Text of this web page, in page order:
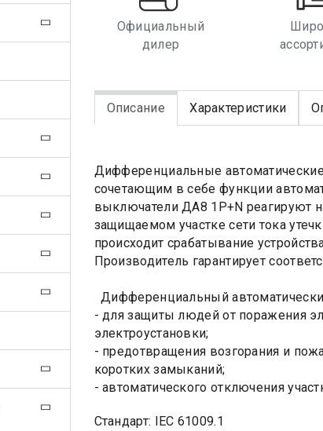
Официальный
дилер
Описание Характеристики
Дифференциальные
сочетающим в себе функции
выключатели ДА8 1P+N реагируют
защищаемом участке сети тока
происходит срабатывание
Производитель гарантирует
Дифференциальный
- для защиты людей от поражения
электроустановки;
- предотвращения возгорания и
коротких замыканий;
- автоматического отключения
Стандарт: IEC 61009.1